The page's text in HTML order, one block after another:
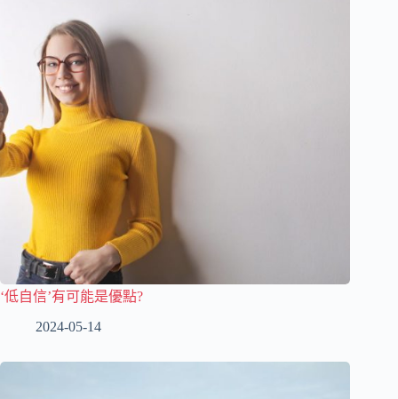
‘低自信’有可能是優點?
2024-05-14